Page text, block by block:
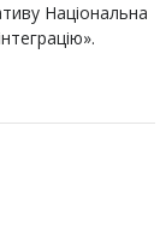
Національна